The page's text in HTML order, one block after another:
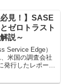
見！】SASE
ゼロトラスト
説～
Service Edge）
米国の調査会社
行したレポート